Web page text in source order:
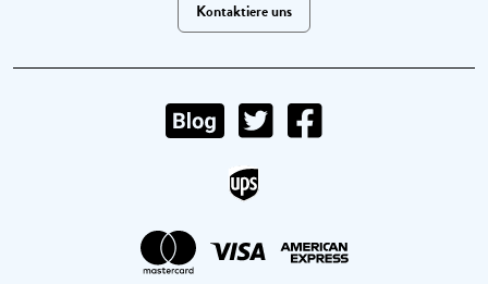
Kontaktiere uns